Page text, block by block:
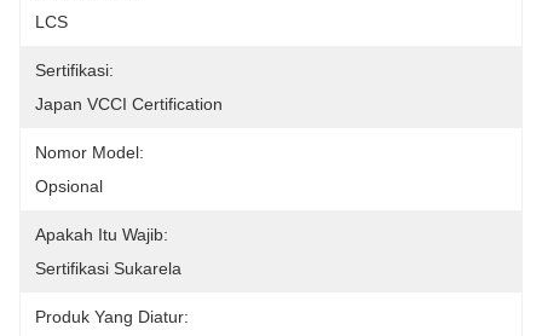
LCS
Sertifikasi:
Japan VCCI Certification
Nomor Model:
Opsional
Apakah Itu Wajib:
Sertifikasi Sukarela
Produk Yang Diatur: